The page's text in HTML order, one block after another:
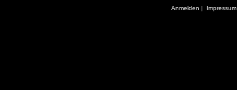
Anmelden | Impressum